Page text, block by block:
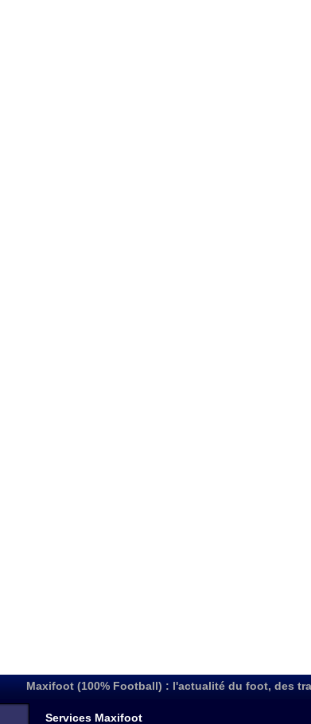
Maxifoot (100% Football) : l'actualité du foot, des
Services Maxifoot